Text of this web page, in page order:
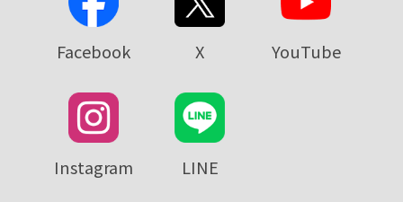
Facebook X YouTube
Instagram LINE